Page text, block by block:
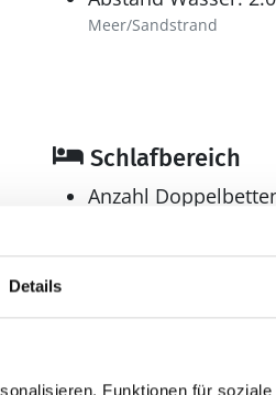
Details
Funktionen für
Meer/Sandstrand
Schlafbereich
Anzahl
Anzahl Duschen: 1